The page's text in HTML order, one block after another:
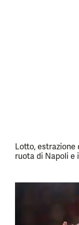
Lotto, estrazione
ruota di Napoli e